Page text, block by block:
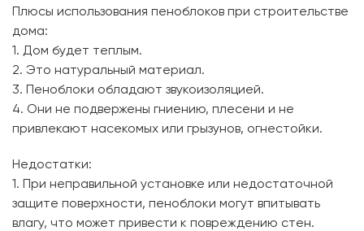
Плюсы использования пеноблоков при строительстве
дома:
1. Дом будет теплым.
2. Это натуральный материал.
3. Пеноблоки обладают звукоизоляцией.
4. Они не подвержены гниению, плесени и не
привлекают насекомых или грызунов, огнестойки.
Недостатки:
1. При неправильной установке или недостаточной
защите поверхности, пеноблоки могут впитывать
влагу, что может привести к повреждению стен.